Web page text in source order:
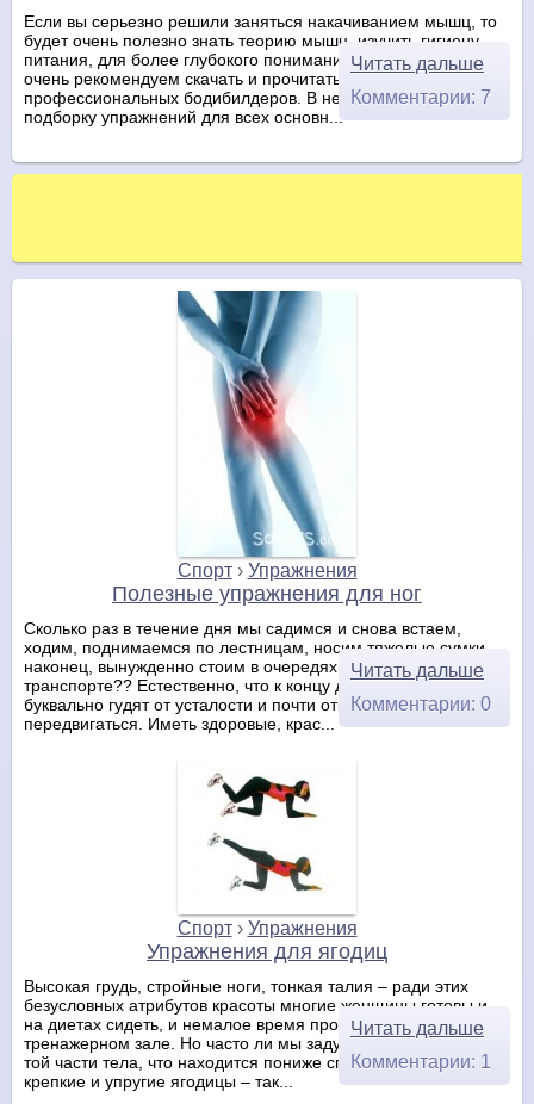
Если вы серьезно решили заняться накачиванием мышц, то
будет очень полезно знать теорию мышц, изучить гигиену
питания, для более глубокого понимания этих моментов
очень рекомендуем скачать и прочитать эту книгу от
профессиональных бодибилдеров. В ней же вы найдете
подборку упражнений для всех основн...
Читать дальше
Комментарии: 7
Спорт› Упражнения
Полезные упражнения для ног
Сколько раз в течение дня мы садимся и снова встаем,
ходим, поднимаемся по лестницам, носим тяжелые сумки,
наконец, вынужденно стоим в очередях или общественном
транспорте?? Естественно, что к концу дня наши ножки
буквально гудят от усталости и почти отказываются
передвигаться. Иметь здоровые, крас...
Читать дальше
Комментарии: 0
Спорт› Упражнения
Упражнения для ягодиц
Высокая грудь, стройные ноги, тонкая талия – ради этих
безусловных атрибутов красоты многие женщины готовы и
на диетах сидеть, и немалое время проводить в
тренажерном зале. Но часто ли мы задумываемся о красоте
той части тела, что находится пониже спины? А между тем,
крепкие и упругие ягодицы – так...
Читать дальше
Комментарии: 1